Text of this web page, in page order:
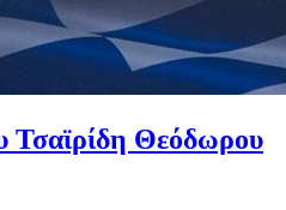
Τσαϊρίδη Θεόδωρου